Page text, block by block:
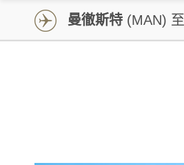
曼徹斯特 (MAN) 至